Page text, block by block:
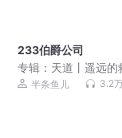
233伯爵公司
专辑： 天道丨遥远
（全免费）
半条鱼儿 3.2